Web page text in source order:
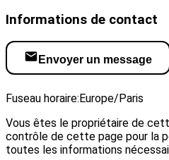
Informations de contact
Envoyer un message
Fuseau horaire:Europe/Paris
Vous êtes le propriétaire de
contrôle de cette page pour la
toutes les informations